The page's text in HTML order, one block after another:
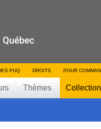
PUQ DROITS POUR
Thèmes